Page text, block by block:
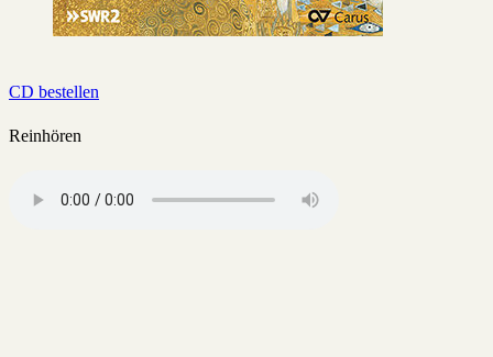
CD bestellen
Reinhören